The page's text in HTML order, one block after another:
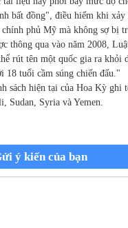
bất đồng", điều hiếm khi
chính phủ Mỹ mà không sợ bị
thông qua vào năm 2008,
rút tên một quốc gia ra khỏi
18 tuổi cầm súng chiến đấu."
sách hiện tại của Hoa Kỳ ghi
Sudan, Syria và Yemen.
ý kiến của bạn